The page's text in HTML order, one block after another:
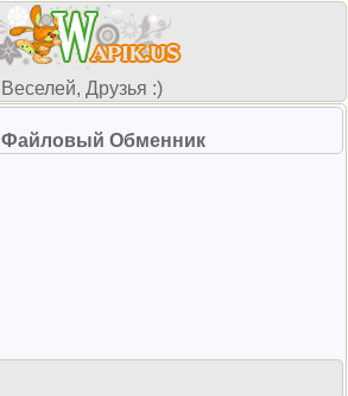
Веселей, Друзья :)
Файловый Обменник